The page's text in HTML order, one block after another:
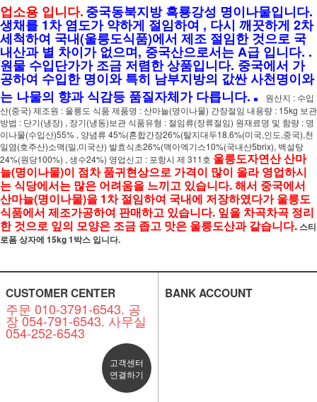
업소용 입니다.중국동북지방 흑룡강성 명이나물입니다.
생채를 1차 염도가 약하게 절임하여 , 다시 깨끗하게 2차
세척하여 국내(울릉도식품)에서 제조 절임한 것으로 국
내산과 별 차이가 없으며, 중국산으로서는 A급 입니다. .
원물 수입단가가 조금 저렴한 상품입니다. 중국에서 가
공하여 수입한 명이와 특히 남부지방의 값싼 사천명이와
는 나물의 향과 식감등 품질자체가 다릅니다..원산지 : 수입
산(중국) 제조원 : 울릉도 식품 제품명 : 산마늘(명이나물) 간장절임 내용량 : 15kg 보관
방법 : 단기(냉장) , 장기(냉동)보관 식품유형 : 절임류(장류절임) 원재료명 및 함량 : 명
이나물(수입산)55% , 양념류 45%(혼합간장26%(탈지대두18.6%(미국,인도,중국),천
일염(호주산)소맥(밀,미국산) 발효식초26%(맥아엑기스10%(국내산5brix), 백설탕
24%(원당100%) , 생수24%) 영업신고 : 포항시 제 311호 울릉도자연산 산마
늘(명이나물)이 점차 품귀현상으로 가격이 많이 올라 영업하시
는 식당에서는 많은 어려움을 느끼고 있습니다. 해서 중국에서
산마늘(명이나물)을 1차 절임하여 국내에 저장하였다가 울릉도
식품에서 제조가공하여 판매하고 있습니다. 잎을 차곡차곡 정리
한 것으로 잎의 모양은 조금 좁고 맛은 울릉도산과 같습니다. 스티
로폼 상자에 15kg 1박스 입니다.
CUSTOMER CENTER
주문 010-3791-6543. 공
장 054-791-6543. 사무실
054-252-6543
고객센터
연결하기
BANK ACCOUNT